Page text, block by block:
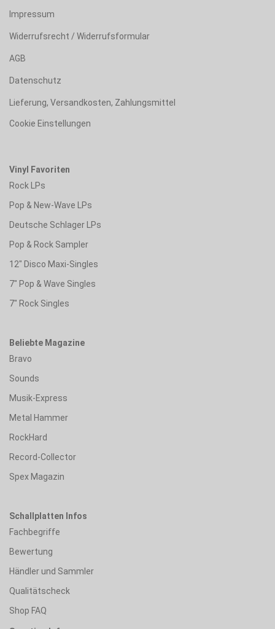
Impressum
Widerrufsrecht / Widerrufsformular
AGB
Datenschutz
Lieferung, Versandkosten, Zahlungsmittel
Cookie Einstellungen
Vinyl Favoriten
Rock LPs
Pop & New-Wave LPs
Deutsche Schlager LPs
Pop & Rock Sampler
12" Disco Maxi-Singles
7" Pop & Wave Singles
7" Rock Singles
Beliebte Magazine
Bravo
Sounds
Musik-Express
Metal Hammer
RockHard
Record-Collector
Spex Magazin
Schallplatten Infos
Fachbegriffe
Bewertung
Händler und Sammler
Qualitätscheck
Shop FAQ